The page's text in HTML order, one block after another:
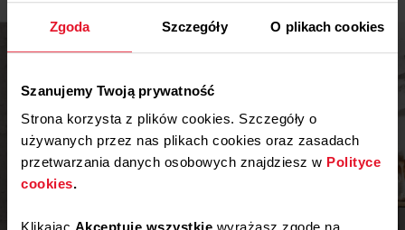
Zgoda Szczegóły O plikach cookies
Szanujemy Twoją prywatność
Strona korzysta z plików cookies. Szczegóły o
używanych przez nas plikach cookies oraz zasadach
przetwarzania danych osobowych znajdziesz w Polityce
cookies.